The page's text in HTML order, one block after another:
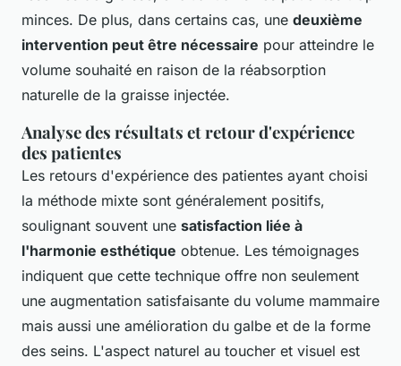
minces. De plus, dans certains cas, une deuxième
intervention peut être nécessaire pour atteindre le
volume souhaité en raison de la réabsorption
naturelle de la graisse injectée.
Analyse des résultats et retour d'expérience
des patientes
Les retours d'expérience des patientes ayant choisi
la méthode mixte sont généralement positifs,
soulignant souvent une satisfaction liée à
l'harmonie esthétique obtenue. Les témoignages
indiquent que cette technique offre non seulement
une augmentation satisfaisante du volume mammaire
mais aussi une amélioration du galbe et de la forme
des seins. L'aspect naturel au toucher et visuel est